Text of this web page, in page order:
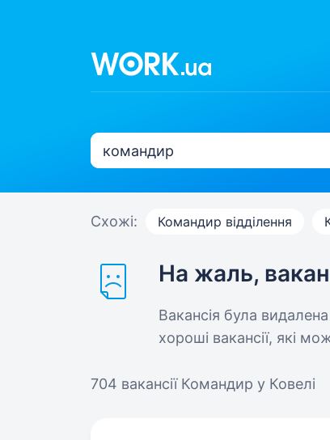
Схожі: Командир відділення
На жаль,
Вакансія була
хороші вакансії, які
704 вакансії Командир у Ковелі